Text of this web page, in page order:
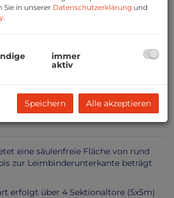
eine säulenfreie Fläche von rund
bis zur Leimbinderunterkante beträgt
erfolgt über 4 Sektionaltore (5x5m)
in unserer Datenschutzerklärung und
.
immer
aktiv
Speichern Alle akzeptieren